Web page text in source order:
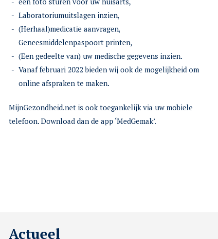
Laboratoriumuitslagen inzien,
(Herhaal)medicatie aanvragen,
Geneesmiddelenpaspoort printen,
(Een gedeelte van) uw medische gegevens inzien.
Vanaf februari 2022 bieden wij ook de mogelijkheid om
online afspraken te maken.
MijnGezondheid.net is ook toegankelijk via uw mobiele
telefoon. Download dan de app ‘MedGemak’.
Actueel